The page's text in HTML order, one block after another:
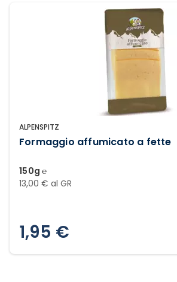
ALPENSPITZ
Formaggio affumicato a fette
150g ℮
13,00 € al GR
1,95 €